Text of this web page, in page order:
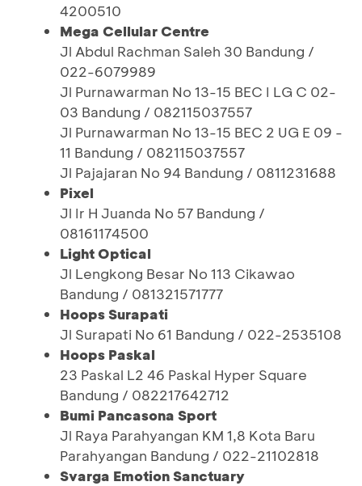
4200510
Mega Cellular Centre
Jl Abdul Rachman Saleh 30 Bandung /
022-6079989
Jl Purnawarman No 13-15 BEC I LG C 02-
03 Bandung / 082115037557
Jl Purnawarman No 13-15 BEC 2 UG E 09 -
11 Bandung / 082115037557
Jl Pajajaran No 94 Bandung / 0811231688
Pixel
Jl Ir H Juanda No 57 Bandung /
08161174500
Light Optical
Jl Lengkong Besar No 113 Cikawao
Bandung / 081321571777
Hoops Surapati
Jl Surapati No 61 Bandung / 022-2535108
Hoops Paskal
23 Paskal L2 46 Paskal Hyper Square
Bandung / 082217642712
Bumi Pancasona Sport
Jl Raya Parahyangan KM 1,8 Kota Baru
Parahyangan Bandung / 022-21102818
Svarga Emotion Sanctuary